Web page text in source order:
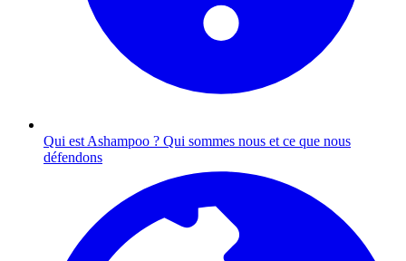
Qui est Ashampoo ? Qui sommes nous et ce que nous
défendons